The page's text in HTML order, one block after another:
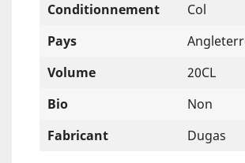
Conditionnement
Col
Pays
Volume
20CL
Bio
Non
Fabricant
Dugas